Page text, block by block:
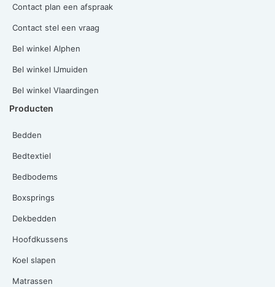
Contact plan een afspraak
Contact stel een vraag
Bel winkel Alphen
Bel winkel IJmuiden
Bel winkel Vlaardingen
Producten
Bedden
Bedtextiel
Bedbodems
Boxsprings
Dekbedden
Hoofdkussens
Koel slapen
Matrassen